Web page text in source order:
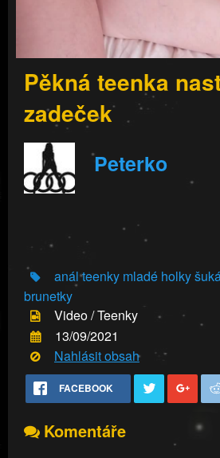
Pěkná teenka
zadeček
Peterko
anál teenky mladé holky
brunetky
Video / Teenky
13/09/2021
Nahlásit obsah
FACEBOOK
Komentáře